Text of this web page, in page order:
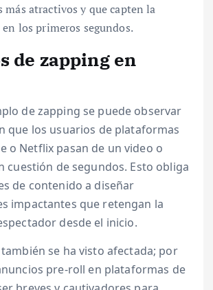
más atractivos y que capten la
los primeros segundos.
de zapping en
de zapping se puede observar
que los usuarios de plataformas
o Netflix pasan de un video o
cuestión de segundos. Esto obliga
de contenido a diseñar
impactantes que retengan la
desde el inicio.
se ha visto afectada; por
pre-roll en plataformas de